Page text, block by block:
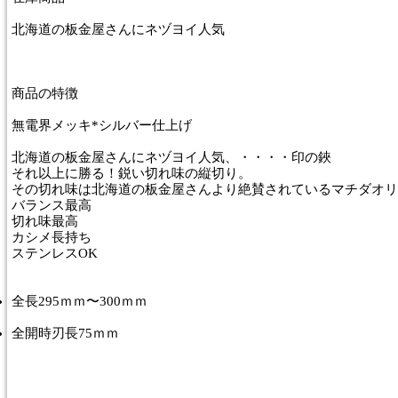
北海道の板金屋さんにネヅヨイ人気
商品の特徴
無電界メッキ*シルバー仕上げ
北海道の板金屋さんにネヅヨイ人気、・・・・印の鋏
それ以上に勝る！鋭い切れ味の縦切り。
その切れ味は北海道の板金屋さんより絶賛されているマチダオ
バランス最高
切れ味最高
カシメ長持ち
ステンレスOK
全長295ｍｍ〜300ｍｍ
全開時刃長75ｍｍ